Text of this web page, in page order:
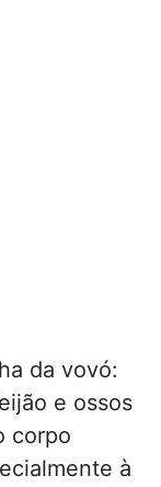
da vovó:
e ossos
corpo
à